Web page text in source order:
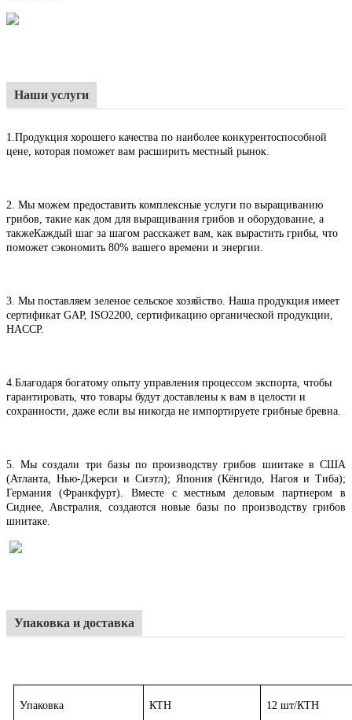
Наши услуги
1. Продукция хорошего качества по наиболее конкурентоспособной
цене, которая поможет вам расширить местный рынок.
2. Мы можем предоставить комплексные услуги по выращиванию
грибов, такие как дом для выращивания грибов и оборудование, а
такжеКаждый шаг за шагом расскажет вам, как вырастить грибы, что
поможет сэкономить 80% вашего времени и энергии.
3. Мы поставляем зеленое сельское хозяйство. Наша продукция имеет
сертификат GAP, ISO2200, сертификацию органической продукции,
HACCP.
4. Благодаря богатому опыту управления процессом экспорта, чтобы
гарантировать, что товары будут доставлены к вам в целости и
сохранности, даже если вы никогда не импортируете грибные бревна.
5. Мы создали три базы по производству грибов шиитаке в США
(Атланта, Нью-Джерси и Сиэтл); Япония (Кёнгидо, Нагоя и Тиба);
Германия (Франкфурт). Вместе с местным деловым партнером в
Сиднее, Австралия, создаются новые базы по производству грибов
шиитаке.
Упаковка и доставка
Упаковка КТН 12 шт/КТН